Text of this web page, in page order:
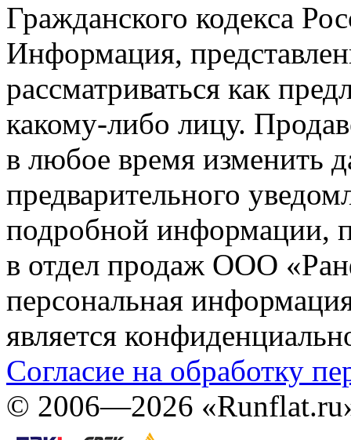
Гражданского кодекса
Информация,
рассматриваться как
какому-либо лицу.
в любое время изменить
предварительного
подробной информации,
в отдел продаж ООО
персональная
является
Согласие на обработку
© 2006—2026